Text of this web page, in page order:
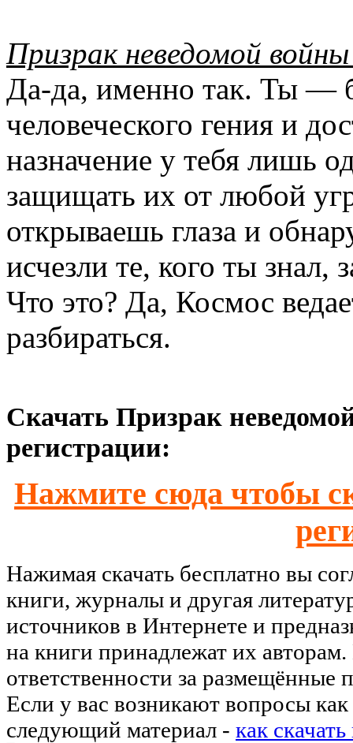
Призрак неведомой
Да-да, именно так. Ты —
человеческого гения и
назначение у тебя лишь
защищать их от любой
открываешь глаза и
исчезли те, кого ты знал,
Что это? Да, Космос
разбираться.
Скачать Призрак
регистрации:
Нажмите сюда чтобы
Нажимая скачать бесплатно вы
книги, журналы и другая
источников в Интернете и
на книги принадлежат их
ответственности за размещённые
Если у вас возникают вопросы как
следующий материал - как